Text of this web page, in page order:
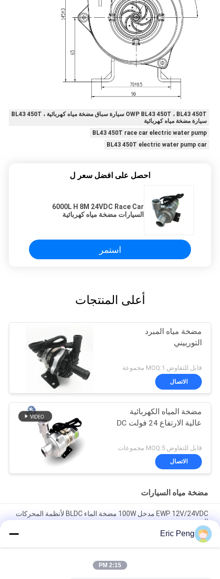
OWP BL43 450T ، BL43 450T سيارة سباق مضخة مياه كهربائية ، BL43 450T
سيارة مضخة مياه كهربائية
BL43 450T race car electric water pump
BL43 450T electric water pump car
احصل على افضل سعر ل
6000L H 8M 24VDC Race Car
السيارات مضخة مياه كهربائية
استمر
أعلى المنتجات
مضخة مياه المبرد
التوربيني
قابل للتفاوض MOQ:1 مجموعة
الاتصال
مضخة المياه الكهربائية
عالية الارتفاع 24 فولت DC
قابل للتفاوض MOQ:5 مجموعات
الاتصال
مضخة مياه السيارات
EWP 12V/24VDC مدخل 100W مضخة الماء BLDC لأنظمة المحركات
الهجينة.
الإلكترونية الهجينة
مضخة مياه السيارات ذات الجودة العالية Bextreme Shell 24VDC
Eric Peng
2:15 PM